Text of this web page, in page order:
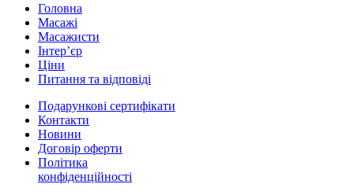
Головна
Масажі
Масажисти
Інтер’єр
Ціни
Питання та відповіді
Подарункові сертифікати
Контакти
Новини
Договір оферти
Політика
конфіденційності